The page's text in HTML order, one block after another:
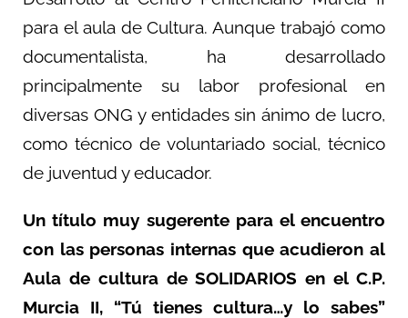
para el aula de Cultura. Aunque trabajó como
documentalista, ha desarrollado
principalmente su labor profesional en
diversas ONG y entidades sin ánimo de lucro,
como técnico de voluntariado social, técnico
de juventud y educador.
Un título muy sugerente para el encuentro
con las personas internas que acudieron al
Aula de cultura de SOLIDARIOS en el C.P.
Murcia II, “Tú tienes cultura…y lo sabes”